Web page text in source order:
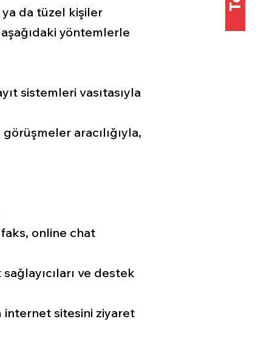
da tüzel kişiler
yöntemlerle
sistemleri vasıtasıyla
aracılığıyla,
online chat
ve destek
internet sitesini ziyaret